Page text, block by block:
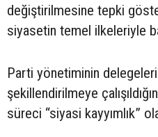
değiştirilmesine tepki
siyasetin temel ilkeleriyle
Parti yönetiminin
şekillendirilmeye
süreci “siyasi kayyımlık”